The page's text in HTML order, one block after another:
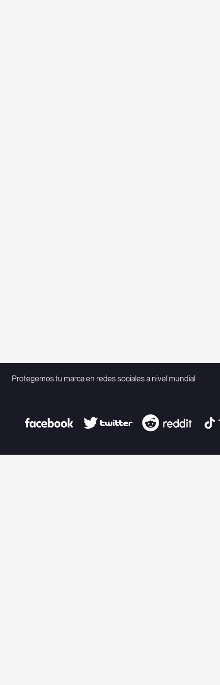
Protegemos tu marca en redes sociales a nivel mundial